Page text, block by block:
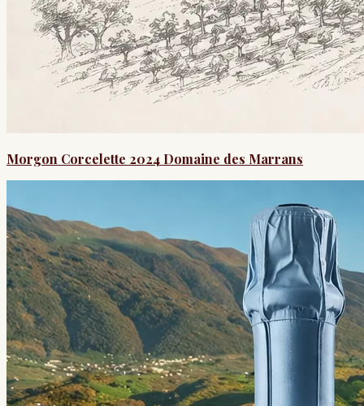
Morgon Corcelette 2024 Domaine des Marrans